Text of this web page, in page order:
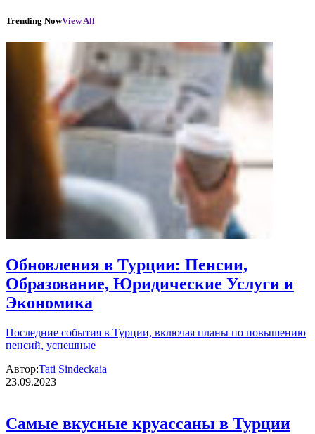
Trending NowView All
Обновления в Турции: Пенсии,
Образование, Юридические Услуги и
Экономика
Последние события в Турции, включая планы по повышению
пенсий, успешные
Автор:Tati Sindeckaia
23.09.2023
Самые вкусные круассаны в Турции